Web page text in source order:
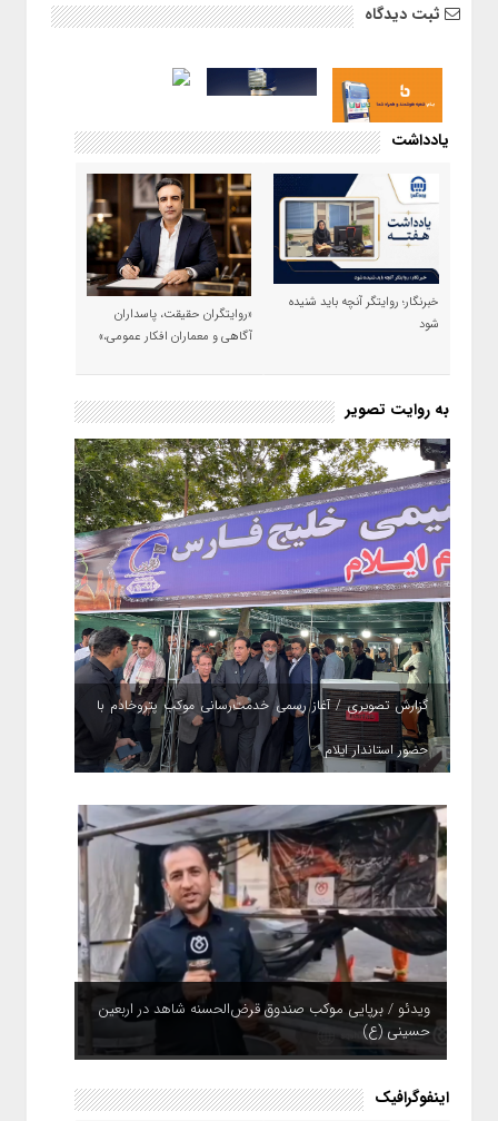
ثبت دیدگاه
یادداشت
خبرنگار؛ روایتگر آنچه باید شنیده
شود
«روایتگران حقیقت، پاسداران
آگاهی و معماران افکار عمومی،»
به روایت تصویر
گزارش تصویری / آغاز رسمی خدمت‌رسانی موکب پتروخادم با
حضور استاندار ایلام
ویدئو / برپایی موکب صندوق قرض‌الحسنه شاهد در اربعین
حسینی (ع)
ویدئو / بیمه ایران؛ همپای زائران
اینفوگرافیک